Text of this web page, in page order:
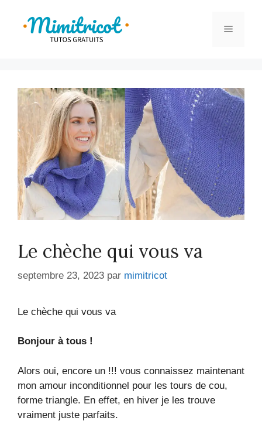
contenu
Menu
Le chèche qui vous va
septembre 23, 2023 par mimitricot
Le chèche qui vous va
Bonjour à tous !
Alors oui, encore un !!! vous connaissez maintenant
mon amour inconditionnel pour les tours de cou,
forme triangle. En effet, en hiver je les trouve
vraiment juste parfaits.